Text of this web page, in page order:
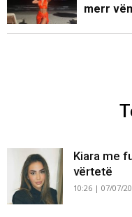
merr
Kiara me
vërtetë
10:26 | 07/07/